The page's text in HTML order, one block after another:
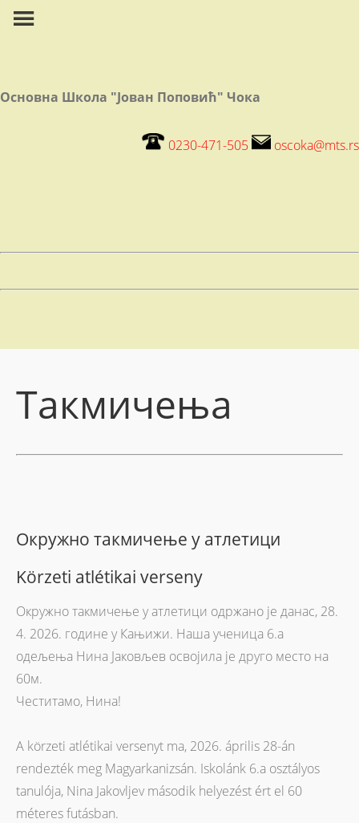
Основна Школа "Јован Поповић" Чока
0230-471-505 oscoka@mts.rs
Такмичења
Окружно такмичење у атлетици
Körzeti atlétikai verseny
Окружно такмичење у атлетици одржано је данас, 28.
4. 2026. године у Кањижи. Наша ученица 6.а
одељења Нина Јаковљев освојила је друго место на
60м.
Честитамо, Нина!
A körzeti atlétikai versenyt ma, 2026. április 28-án
rendezték meg Magyarkanizsán. Iskolánk 6.a osztályos
tanulója, Nina Jakovljev második helyezést ért el 60
méteres futásban.